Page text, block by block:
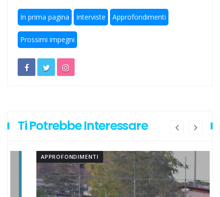
In prima pagina Interviste Approfondimenti
Prossimi impegni
Ti Potrebbe Interessare
APPROFONDIMENTI